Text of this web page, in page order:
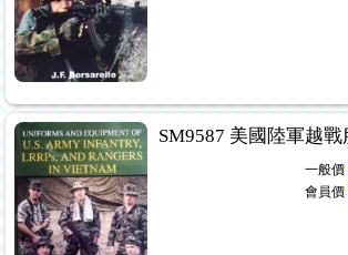
SM9587 美國陸軍越
一般價
會員價